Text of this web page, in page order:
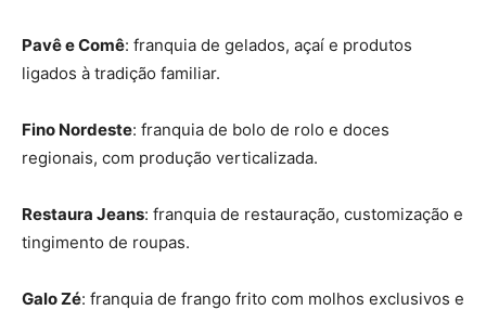
Pavê e Comê: franquia de gelados, açaí e produtos
ligados à tradição familiar.
Fino Nordeste: franquia de bolo de rolo e doces
regionais, com produção verticalizada.
Restaura Jeans: franquia de restauração, customização e
tingimento de roupas.
Galo Zé: franquia de frango frito com molhos exclusivos e